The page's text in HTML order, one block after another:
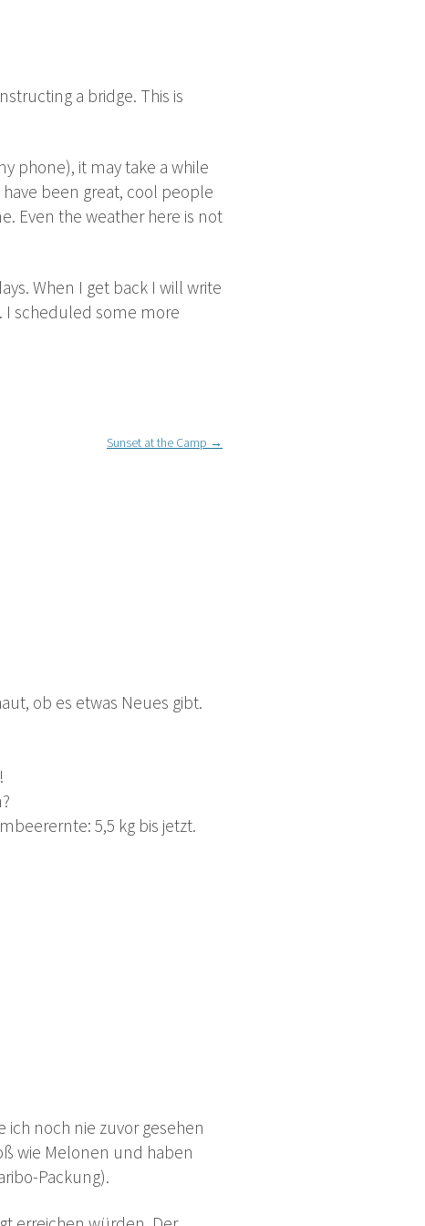
a bridge. This is
phone), it may take a while
been great, cool people
Even the weather here is not
When I get back I will write
I scheduled some more
Sunset at the Camp →
ob es etwas Neues gibt.
5,5 kg bis jetzt.
noch nie zuvor gesehen
wie Melonen und haben
Packung).